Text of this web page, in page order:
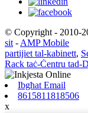
© Copyright - 2010-
sit - AMP Mobile
partijiet tal-kabinett,
Rack taċ-Ċentru tad-
Ibgħat Email
8615811818506
x